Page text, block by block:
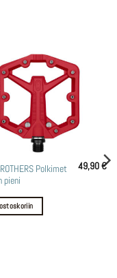
Polkimet
pieni
49,90€